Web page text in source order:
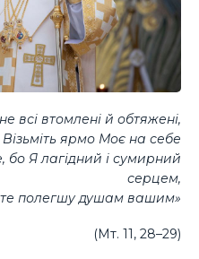
всі втомлені й обтяжені,
ярмо Моє на себе
бо Я лагідний і сумирний
серцем,
полегшу душам вашим»
(Мт. 11, 28–29)